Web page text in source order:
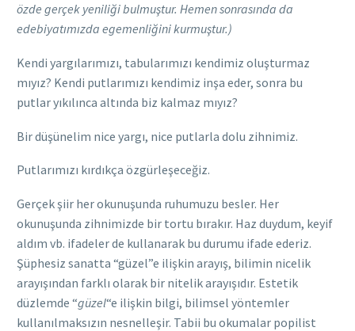
özde gerçek yeniliği bulmuştur. Hemen sonrasında da
edebiyatımızda egemenliğini kurmuştur.)
Kendi yargılarımızı, tabularımızı kendimiz oluşturmaz
mıyız? Kendi putlarımızı kendimiz inşa eder, sonra bu
putlar yıkılınca altında biz kalmaz mıyız?
Bir düşünelim nice yargı, nice putlarla dolu zihnimiz.
Putlarımızı kırdıkça özgürleşeceğiz.
Gerçek şiir her okunuşunda ruhumuzu besler. Her
okunuşunda zihnimizde bir tortu bırakır. Haz duydum, keyif
aldım vb. ifadeler de kullanarak bu durumu ifade ederiz.
Şüphesiz sanatta “güzel”e ilişkin arayış, bilimin nicelik
arayışından farklı olarak bir nitelik arayışıdır. Estetik
düzlemde “güzel“e ilişkin bilgi, bilimsel yöntemler
kullanılmaksızın nesnelleşir. Tabii bu okumalar popilist